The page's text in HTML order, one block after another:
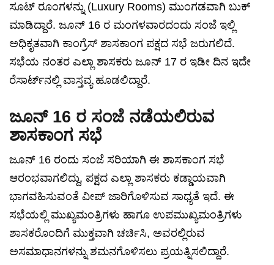
ಸೂಟ್ ರೂಂಗಳನ್ನು (Luxury Rooms) ಮುಂಗಡವಾಗಿ ಬುಕ್
ಮಾಡಿದ್ದಾರೆ. ಜೂನ್ 16 ರ ಮಂಗಳವಾರದಂದು ಸಂಜೆ ಇಲ್ಲಿ
ಅಧಿಕೃತವಾಗಿ ಕಾಂಗ್ರೆಸ್ ಶಾಸಕಾಂಗ ಪಕ್ಷದ ಸಭೆ ಜರುಗಲಿದೆ.
ಸಭೆಯ ನಂತರ ಎಲ್ಲಾ ಶಾಸಕರು ಜೂನ್ 17 ರ ಇಡೀ ದಿನ ಇದೇ
ರೆಸಾರ್ಟ್‌ನಲ್ಲಿ ವಾಸ್ತವ್ಯ ಹೂಡಲಿದ್ದಾರೆ.
ಜೂನ್ 16 ರ ಸಂಜೆ ನಡೆಯಲಿರುವ
ಶಾಸಕಾಂಗ ಸಭೆ
ಜೂನ್ 16 ರಂದು ಸಂಜೆ ಸರಿಯಾಗಿ ಈ ಶಾಸಕಾಂಗ ಸಭೆ
ಆರಂಭವಾಗಲಿದ್ದು, ಪಕ್ಷದ ಎಲ್ಲಾ ಶಾಸಕರು ಕಡ್ಡಾಯವಾಗಿ
ಭಾಗವಹಿಸುವಂತೆ ವೀಪ್ ಜಾರಿಗೊಳಿಸುವ ಸಾಧ್ಯತೆ ಇದೆ. ಈ
ಸಭೆಯಲ್ಲಿ ಮುಖ್ಯಮಂತ್ರಿಗಳು ಹಾಗೂ ಉಪಮುಖ್ಯಮಂತ್ರಿಗಳು
ಶಾಸಕರೊಂದಿಗೆ ಮುಕ್ತವಾಗಿ ಚರ್ಚಿಸಿ, ಅವರಲ್ಲಿರುವ
ಅಸಮಾಧಾನಗಳನ್ನು ಶಮನಗೊಳಿಸಲು ಪ್ರಯತ್ನಿಸಲಿದ್ದಾರೆ.